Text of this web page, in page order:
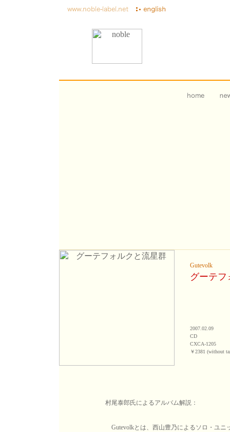
Gutevolk
グーテ
2007.02.09
CD
CXCA-1205
￥2381 (without
村尾泰郎氏によるアルバム解説：
Gutevolkとは、西山豊乃によるソロ・ユニ